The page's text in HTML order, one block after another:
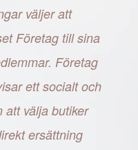
väljer att
Företag till sina
Företag
ett socialt och
att välja butiker
ersättning